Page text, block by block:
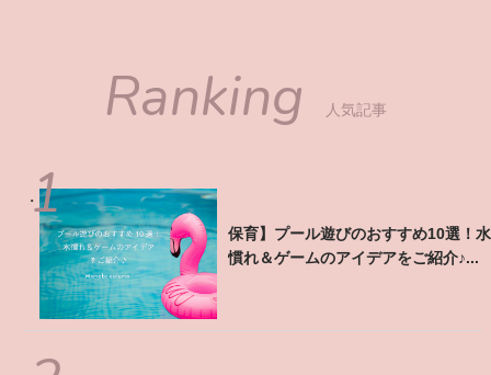
Ranking 人気記事
【保育】プール遊びのおすすめ10選！水
慣れ＆ゲームのアイデアをご紹介♪...